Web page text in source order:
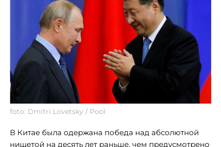
foto: Dmitri Lovetsky / Pool
В Китае была одержана победа над абсолютной
нищетой на десять лет раньше, чем предусмотрено